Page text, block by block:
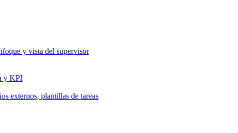
y vista del supervisor
y KPI
externos, plantillas de tareas